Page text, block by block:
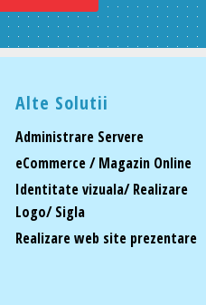
Alte Solutii
Administrare Servere
eCommerce / Magazin Online
Identitate vizuala/ Realizare
Logo/ Sigla
Realizare web site prezentare